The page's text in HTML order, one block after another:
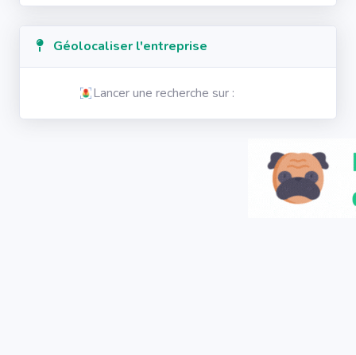
Géolocaliser l'entreprise
Lancer une recherche sur :